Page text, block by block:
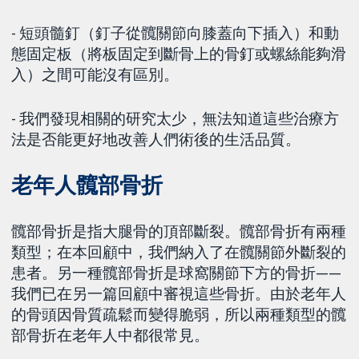
- 短頭髓釘（釘子從髖關節向膝蓋向下插入）和動
態固定板（將板固定到斷骨上的骨釘或螺絲能夠滑
入）之間可能沒有區別。
- 我們發現相關的研究太少，無法知道這些治療方
法是否能更好地改善人們術後的生活品質。
老年人髖部骨折
髖部骨折是指大腿骨的頂部斷裂。髖部骨折有兩種
類型；在本回顧中，我們納入了在髖關節外斷裂的
患者。另一種髖部骨折是球窩關節下方的骨折——
我們已在另一篇回顧中審視這些骨折。由於老年人
的骨頭因骨質疏鬆而變得脆弱，所以兩種類型的髖
部骨折在老年人中都很常見。